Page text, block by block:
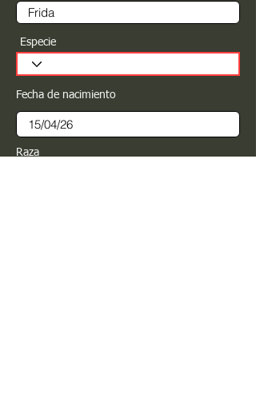
Especie
Fecha de nacimiento
Raza